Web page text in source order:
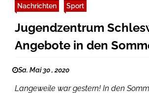
Nachrichten Sport
Jugendzentrum
Angebote in den
Sa. Mai 30 , 2020
Langeweile war gestern! In den